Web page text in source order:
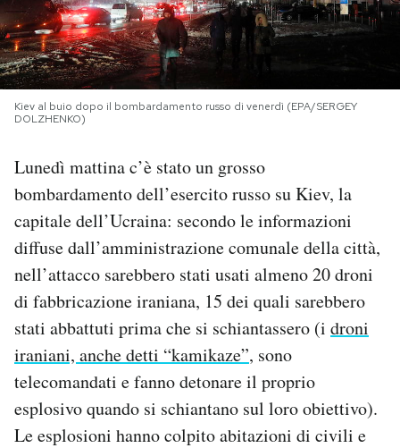
NEWSLETTER
I MIEI PREFERITI
CALENDARIO
Area Personale
Newsletter
Notifiche mobile
Hai bisogno di aiuto?
Esci
Kiev al buio dopo il bombardamento russo di venerdì (EPA/SERGEY
DOLZHENKO)
Lunedì mattina c’è stato un grosso
bombardamento dell’esercito russo su Kiev, la
capitale dell’Ucraina: secondo le informazioni
diffuse dall’amministrazione comunale della città,
nell’attacco sarebbero stati usati almeno 20 droni
di fabbricazione iraniana, 15 dei quali sarebbero
stati abbattuti prima che si schiantassero (i droni
iraniani, anche detti “kamikaze”, sono
telecomandati e fanno detonare il proprio
esplosivo quando si schiantano sul loro obiettivo).
Le esplosioni hanno colpito abitazioni di civili e